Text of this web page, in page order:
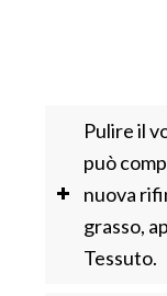
Pulire il
può
nuova
grasso,
Tessuto.